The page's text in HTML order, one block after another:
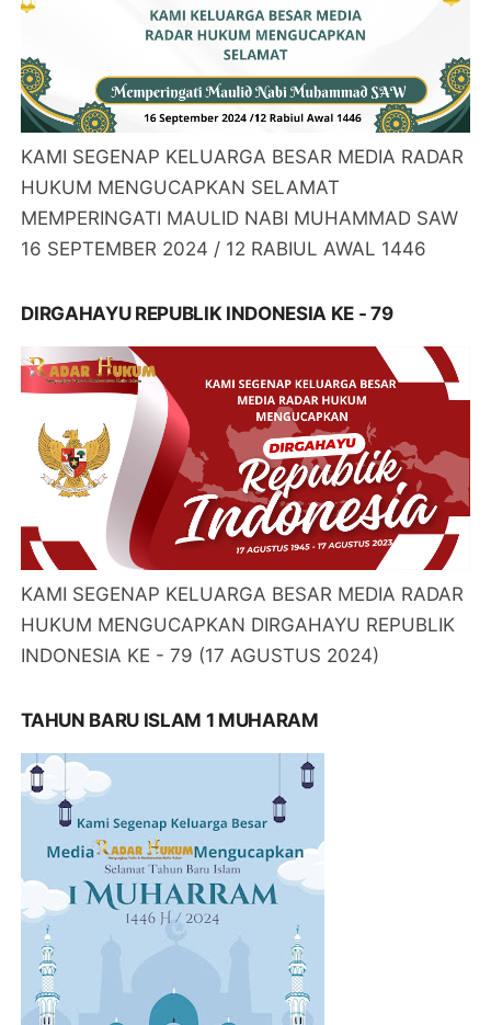
KAMI SEGENAP KELUARGA BESAR MEDIA RADAR
HUKUM MENGUCAPKAN SELAMAT
MEMPERINGATI MAULID NABI MUHAMMAD SAW
16 SEPTEMBER 2024 / 12 RABIUL AWAL 1446
DIRGAHAYU REPUBLIK INDONESIA KE - 79
KAMI SEGENAP KELUARGA BESAR MEDIA RADAR
HUKUM MENGUCAPKAN DIRGAHAYU REPUBLIK
INDONESIA KE - 79 (17 AGUSTUS 2024)
TAHUN BARU ISLAM 1 MUHARAM